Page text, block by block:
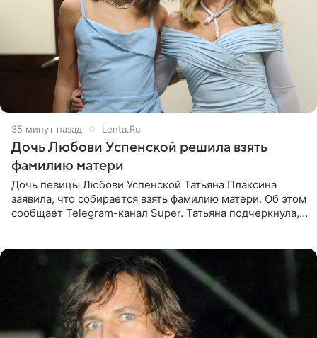
35 минут назад Lenta.Ru
Дочь Любови Успенской решила взять
фамилию матери
Дочь певицы Любови Успенской Татьяна Плаксина
заявила, что собирается взять фамилию матери. Об этом
сообщает Telegram-канал Super. Татьяна подчеркнула,